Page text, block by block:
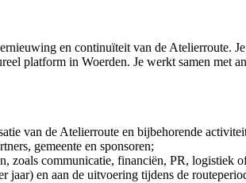
en continuïteit van de Atelierroute.
platform in Woerden. Je werkt samen met
van de Atelierroute en bijbehorende
gemeente en sponsoren;
zoals communicatie, financiën, PR, logistiek
jaar) en aan de uitvoering tijdens de